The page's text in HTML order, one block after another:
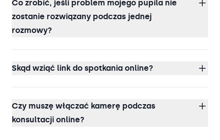
Co zrobić, jeśli problem mojego pupila nie
zostanie rozwiązany podczas jednej
rozmowy?
Skąd wziąć link do spotkania online?
Czy muszę włączać kamerę podczas
konsultacji online?